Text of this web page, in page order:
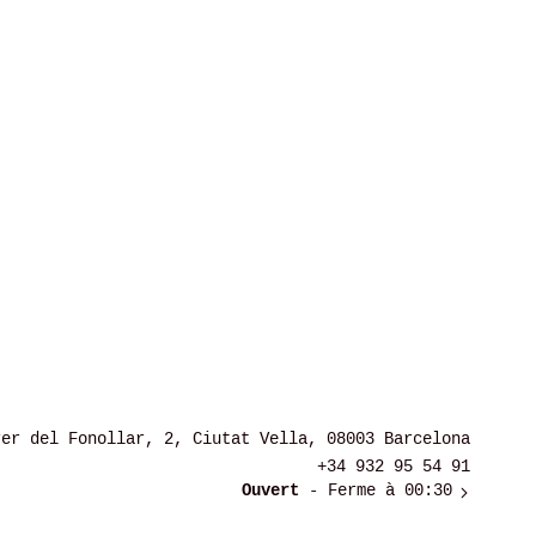
del Fonollar, 2, Ciutat Vella, 08003 Barcelona
+34 932 95 54 91
Ouvert - Ferme à 00:30